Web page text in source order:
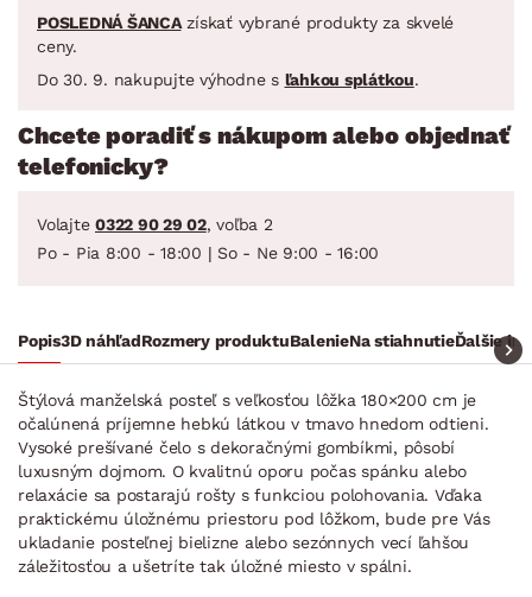
POSLEDNÁ ŠANCAzískať vybrané produkty za skvelé
ceny.
Do 30. 9. nakupujte výhodne s ľahkou splátkou.
Chcete poradiť s nákupom alebo objednať
telefonicky?
Volajte 0322 90 29 02, voľba 2
Po - Pia 8:00 - 18:00 | So - Ne 9:00 - 16:00
Popis3D náhľadRozmery produktuBalenieNa stiahnutieĎalšie
Štýlová manželská posteľ s veľkosťou lôžka 180×200 cm je
očalúnená príjemne hebkú látkou v tmavo hnedom odtieni.
Vysoké prešívané čelo s dekoračnými gombíkmi, pôsobí
luxusným dojmom. O kvalitnú oporu počas spánku alebo
relaxácie sa postarajú rošty s funkciou polohovania. Vďaka
praktickému úložnému priestoru pod lôžkom, bude pre Vás
ukladanie posteľnej bielizne alebo sezónnych vecí ľahšou
záležitosťou a ušetríte tak úložné miesto v spálni.